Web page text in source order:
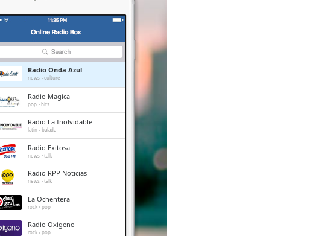
Radio Onda Azul
news culture
Radio Magica
pop hits
Radio La Inolvidable
latin balada
Radio Exitosa
news talk
Radio RPP Noticias
news talk
La Ochentera
rock pop
Radio Oxigeno
rock pop